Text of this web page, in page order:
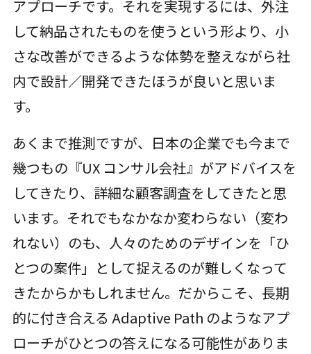
アプローチです。それを実現するには、外注
して納品されたものを使うという形より、小
さな改善ができるような体勢を整えながら社
内で設計／開発できたほうが良いと思いま
す。
あくまで推測ですが、日本の企業でも今まで
幾つもの『UX コンサル会社』がアドバイスを
してきたり、詳細な顧客調査をしてきたと思
います。それでもなかなか変わらない（変わ
れない）のも、人々のためのデザインを「ひ
とつの案件」として捉えるのが難しくなって
きたからかもしれません。だからこそ、長期
的に付き合える Adaptive Path のようなアプ
ローチがひとつの答えになる可能性がありま